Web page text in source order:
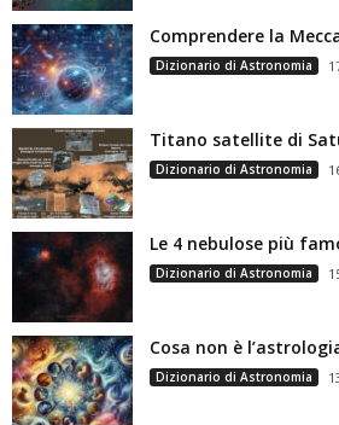
Comprendere la
Dizionario di Astronomia
Titano satellite di
Dizionario di Astronomia
Le 4 nebulose più
Dizionario di Astronomia
Cosa non è
Dizionario di Astronomia